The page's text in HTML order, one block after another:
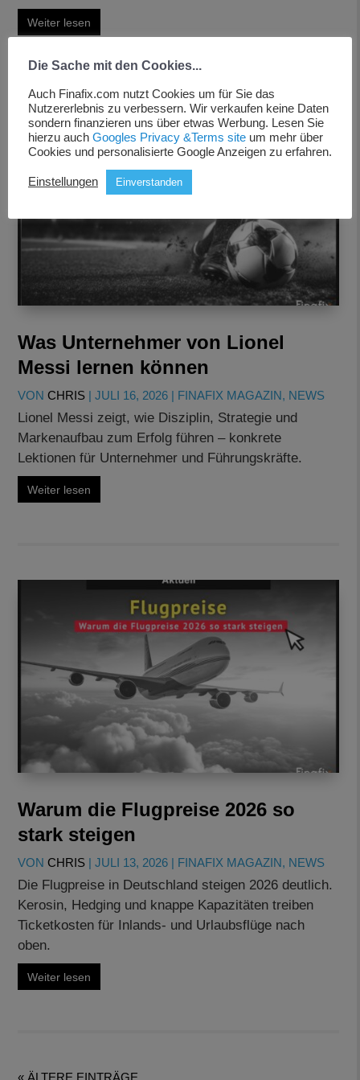
Weiter lesen
Was Unternehmer von Lionel
Messi lernen können
VONCHRIS |JULI 16, 2026 | FINAFIX MAGAZIN, NEWS
Lionel Messi zeigt, wie Disziplin, Strategie und
Markenaufbau zum Erfolg führen – konkrete
Lektionen für Unternehmer und Führungskräfte.
Weiter lesen
Warum die Flugpreise 2026 so
stark steigen
VONCHRIS |JULI 13, 2026 | FINAFIX MAGAZIN, NEWS
Die Flugpreise in Deutschland steigen 2026 deutlich.
Kerosin, Hedging und knappe Kapazitäten treiben
Ticketkosten für Inlands- und Urlaubsflüge nach
oben.
Weiter lesen
« ÄLTERE EINTRÄGE
Die Sache mit den Cookies...
Auch Finafix.com nutzt Cookies um für Sie das
Nutzererlebnis zu verbessern. Wir verkaufen keine Daten
sondern finanzieren uns über etwas Werbung. Lesen Sie
hierzu auch Googles Privacy &Terms site um mehr über
Cookies und personalisierte Google Anzeigen zu erfahren.
Einstellungen Einverstanden